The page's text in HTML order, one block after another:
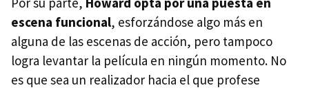
escena funcional, esforzándose algo más en
alguna de las escenas de acción, pero tampoco
logra levantar la película en ningún momento. No
es que sea un realizador hacia el que profese